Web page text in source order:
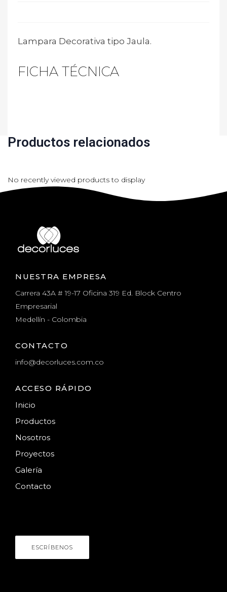
Lampara Decorativa tipo Jaula.
FICHA TÉCNICA
Productos relacionados
No recently viewed products to display
NUESTRA EMPRESA
Carrera 43A # 19-17 Oficina 319 Ed. Block Centro
Empresarial
Medellín - Colombia
CONTACTO
info@decorluces.com.co
ACCESO RÁPIDO
Inicio
Productos
Nosotros
Proyectos
Galería
Contacto
ESCRÍBENOS